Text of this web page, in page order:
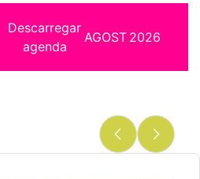
Descarregar
agenda
AGOST 2026